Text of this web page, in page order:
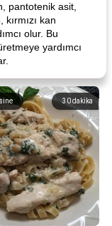
pantotenik asit,
kan
olur. Bu
yardımcı
30dakika